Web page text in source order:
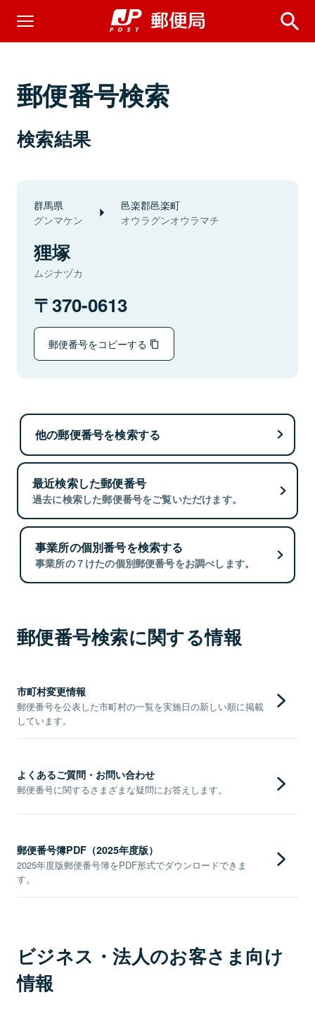
郵便番号検索
検索結果
群馬県
グンマケン
邑楽郡邑楽町
オウラグンオウラマチ
狸塚
ムジナヅカ
370-0613
郵便番号をコピーする
他の郵便番号を検索する
最近検索した郵便番号
過去に検索した郵便番号をご覧いただけます。
事業所の個別番号を検索する
事業所の７けたの個別郵便番号をお調べします。
郵便番号検索に関する情報
市町村変更情報
郵便番号を公表した市町村の一覧を実施日の新しい順に掲載
しています。
よくあるご質問・お問い合わせ
郵便番号に関するさまざまな疑問にお答えします。
郵便番号簿PDF（2025年度版）
2025年度版郵便番号簿をPDF形式でダウンロードできま
す。
ビジネス・法人のお客さま向け
情報